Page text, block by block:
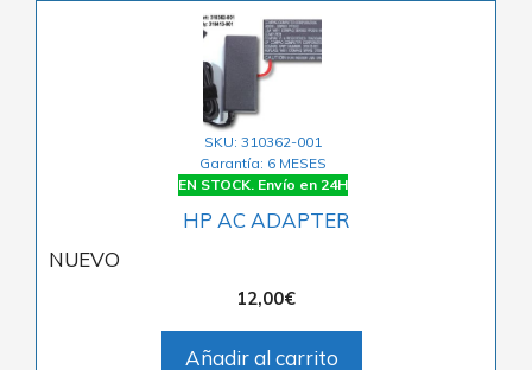
SKU: 310362-001
Garantía: 6 MESES
EN STOCK. Envío en 24H
HP AC ADAPTER
NUEVO
12,00€
Añadir al carrito